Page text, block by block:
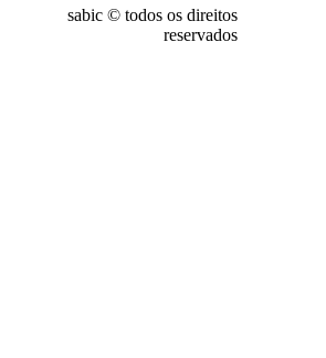
sabic © todos os direitos
reservados